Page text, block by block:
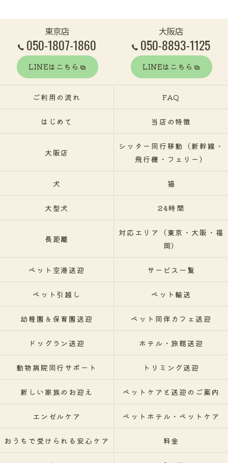
東京店
050-1807-1860
LINEはこちら
大阪店
050-8893-1125
LINEはこちら
ご利用の流れ FAQ
はじめて 当店の特徴
大阪店
シッター同行移動（新幹線・
飛行機・フェリー）
犬 猫
大型犬 24時間
長距離
対応エリア（東京・大阪・福
岡）
ペット空港送迎 サービス一覧
ペット引越し ペット輸送
幼稚園＆保育園送迎 ペット同伴カフェ送迎
ドッグラン送迎 ホテル・旅館送迎
動物病院同行サポート トリミング送迎
新しい家族のお迎え ペットケアと送迎のご案内
エンゼルケア ペットホテル・ペットケア
おうちで受けられる安心ケア 料金